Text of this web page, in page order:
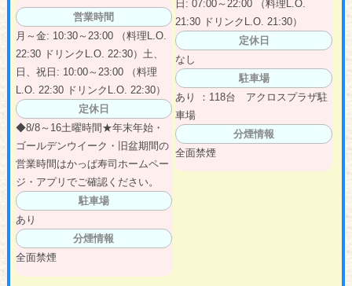
営業時間
月～金: 10:30～23:00 （料理L.O.
22:30 ドリンクL.O. 22:30）土、
日、祝日: 10:00～23:00 （料理
L.O. 22:30 ドリンクL.O. 22:30）
定休日
◆8/8～16土曜時間★年末年始・
ゴールデンウイーク・旧盆期間の
営業時間はかっぱ寿司ホームペー
ジ・アプリでご確認ください。
駐車場
あり
分煙情報
全面禁煙
日: 07:00～22:00 （料理L.O.
21:30 ドリンクL.O. 21:30）
定休日
なし
駐車場
あり ：118台 アクロスプラザ駐
車場
分煙情報
全面禁煙